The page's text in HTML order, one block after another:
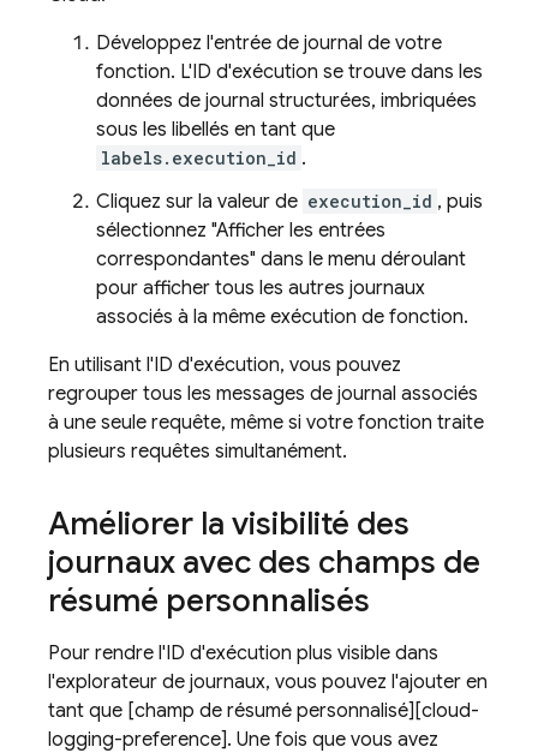
Développez l'entrée de journal de votre
fonction. L'ID d'exécution se trouve dans les
données de journal structurées, imbriquées
sous les libellés en tant que
labels.execution_id .
Cliquez sur la valeur de execution_id , puis
sélectionnez "Afficher les entrées
correspondantes" dans le menu déroulant
pour afficher tous les autres journaux
associés à la même exécution de fonction.
En utilisant l'ID d'exécution, vous pouvez
regrouper tous les messages de journal associés
à une seule requête, même si votre fonction traite
plusieurs requêtes simultanément.
Améliorer la visibilité des
journaux avec des champs de
résumé personnalisés
Pour rendre l'ID d'exécution plus visible dans
l'explorateur de journaux, vous pouvez l'ajouter en
tant que [champ de résumé personnalisé][cloud-
logging-preference]. Une fois que vous avez